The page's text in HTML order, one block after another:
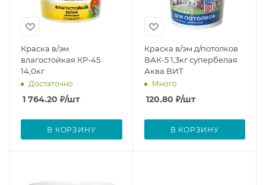
Краска в/эм
влагостойкая КР-45
14,0кг
Достаточно
1 764.20 ₽/шт
В КОРЗИНУ
Краска в/эм д/потолков
ВАК-5 1,3кг супербелая
Аква ВИТ
Много
120.80 ₽/шт
В КОРЗИНУ